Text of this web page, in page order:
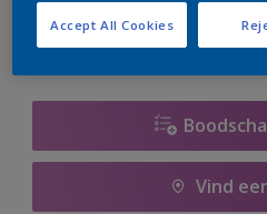
Vind
Accept All Cookies